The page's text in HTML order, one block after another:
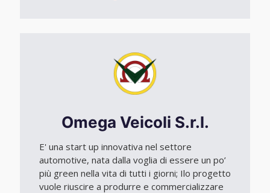
Omega Veicoli S.r.l.
E' una start up innovativa nel settore
automotive, nata dalla voglia di essere un po’
più green nella vita di tutti i giorni; Ilo progetto
vuole riuscire a produrre e commercializzare